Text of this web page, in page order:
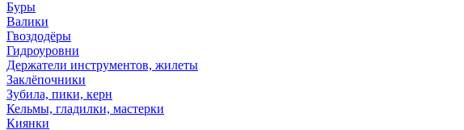
Буры
Валики
Гвоздодёры
Гидроуровни
Держатели инструментов, жилеты
Заклёпочники
Зубила, пики, керн
Кельмы, гладилки, мастерки
Киянки